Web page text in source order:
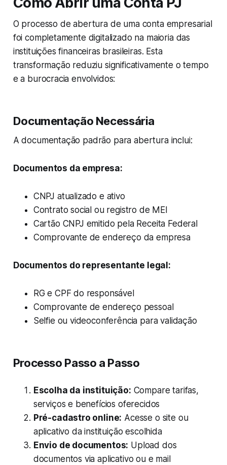
O processo de abertura de uma conta empresarial
foi completamente digitalizado na maioria das
instituições financeiras brasileiras. Esta
transformação reduziu significativamente o tempo
e a burocracia envolvidos:
Documentação Necessária
A documentação padrão para abertura inclui:
Documentos da empresa:
CNPJ atualizado e ativo
Contrato social ou registro de MEI
Cartão CNPJ emitido pela Receita Federal
Comprovante de endereço da empresa
Documentos do representante legal:
RG e CPF do responsável
Comprovante de endereço pessoal
Selfie ou videoconferência para validação
Processo Passo a Passo
Escolha da instituição: Compare tarifas,
serviços e benefícios oferecidos
Pré-cadastro online: Acesse o site ou
aplicativo da instituição escolhida
Envio de documentos: Upload dos
documentos via aplicativo ou e mail